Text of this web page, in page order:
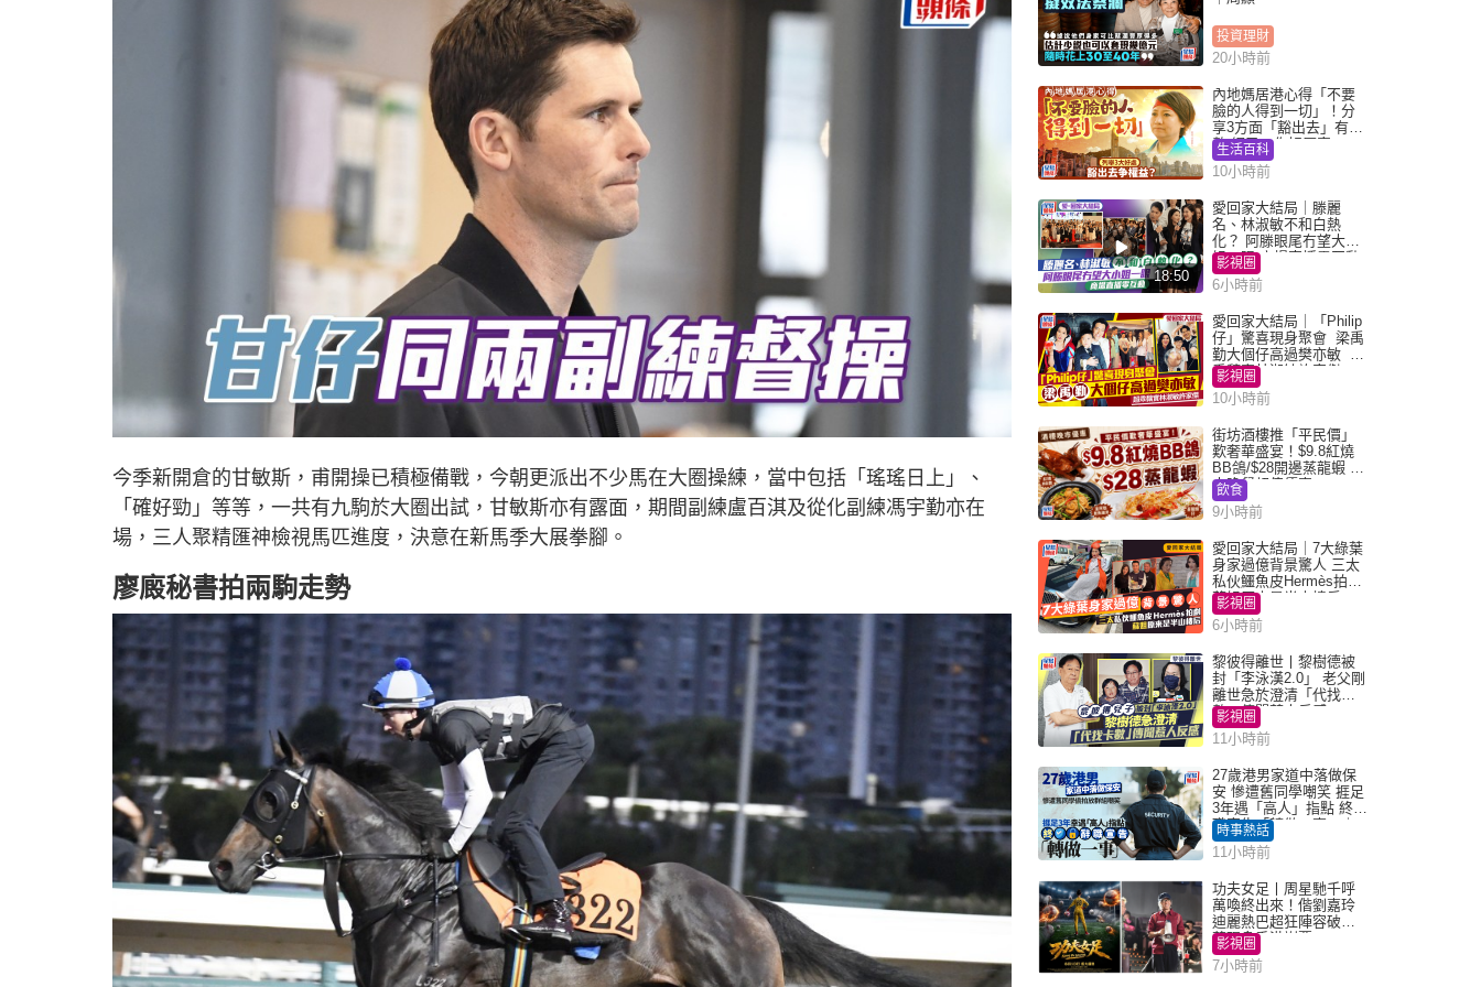
今季新開倉的甘敏斯，甫開操已積極備戰，今朝更派出不少馬在大圈操練，當中包括「瑤瑤日上」、
「確好勁」等等，一共有九駒於大圈出試，甘敏斯亦有露面，期間副練盧百淇及從化副練馮宇勤亦在
場，三人聚精匯神檢視馬匹進度，決意在新馬季大展拳腳。
廖廄秘書拍兩駒走勢
投資理財
20小時前
內地媽居港心得「不要
臉的人得到一切」！分
享3方面「豁出去」有著
數 網民：你好厲害
生活百科
10小時前
18:50
愛回家大結局｜滕麗
名、林淑敏不和白熱
化？ 阿滕眼尾冇望大小
姐一眼 商場直播零互動
影視圈
6小時前
愛回家大結局｜「Philip
仔」驚喜現身聚會 梁禹
勤大個仔高過樊亦敏 超
乖黐實林淑敏許家傑
影視圈
10小時前
街坊酒樓推「平民價」
歎奢華盛宴！$9.8紅燒
BB鴿/$28開邊蒸龍蝦 3
大晚餐超值優惠
飲食
9小時前
愛回家大結局｜7大綠葉
身家過億背景驚人 三太
私伙鱷魚皮Hermès拍劇
蘇姐原來是半山樓后
影視圈
6小時前
黎彼得離世丨黎樹德被
封「李泳漢2.0」 老父剛
離世急於澄清「代找卡
數」傳聞惹人反感
影視圈
11小時前
27歲港男家道中落做保
安 慘遭舊同學嘲笑 捱足
3年遇「高人」指點 終辭
職宣告「轉做一事」｜
Juicy叮
時事熱話
11小時前
功夫女足丨周星馳千呼
萬喚終出來！偕劉嘉玲
迪麗熱巴超狂陣容破天
荒現身香港謝票
影視圈
7小時前